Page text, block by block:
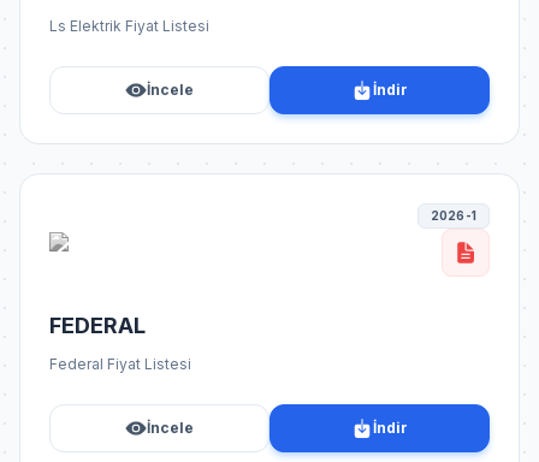
Ls Elektrik Fiyat Listesi
İncele İndir
2026-1
FEDERAL
Federal Fiyat Listesi
İncele İndir